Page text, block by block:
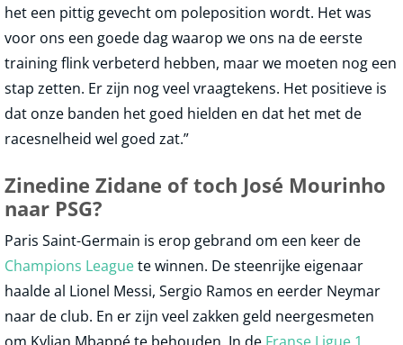
het een pittig gevecht om poleposition wordt. Het was
voor ons een goede dag waarop we ons na de eerste
training flink verbeterd hebben, maar we moeten nog een
stap zetten. Er zijn nog veel vraagtekens. Het positieve is
dat onze banden het goed hielden en dat het met de
racesnelheid wel goed zat.”
Zinedine Zidane of toch José Mourinho
naar PSG?
Paris Saint-Germain is erop gebrand om een keer de
Champions Leaguete winnen. De steenrijke eigenaar
haalde al Lionel Messi, Sergio Ramos en eerder Neymar
naar de club. En er zijn veel zakken geld neergesmeten